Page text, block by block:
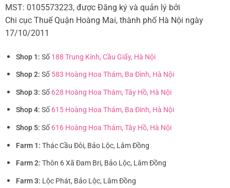
Ngoài ra nếu bạn mua cành thì sẽ rẻ hơn mua chậu. Chậu
thợ cắm hoa. Vì thế giá sẽ cao hơn. Ngoài ra số, giá bán
mỗi chậu hoa còn phụ thuộc vào giống hoa và số lượng
Tuy nhiên, sẽ thật xứng đáng nếu bạn bỏ ra một số tiền
chậu lan sang trọng, lịch lãm, bạn có thể trang trí không
gian sống để mang đến những điều tốt đẹp. Ngoài ra, bạn
có thể sử dụng làm quà tặng vào những dịp lễ đặc biệt.
cấp của bạn.
MST: 0105573223, được Đăng ký và quản lý bởi
Chi cục Thuế Quận Hoàng Mai, thành phố Hà Nội ngày
17/10/2011
Shop 1: Số 188 Trung Kính, Cầu Giấy, Hà Nội
Shop 2: Số 583 Hoàng Hoa Thám, Ba Đình, Hà Nội
Shop 3: Số 628 Hoàng Hoa Thám, Tây Hồ, Hà Nội
Shop 4: Số 615 Hoàng Hoa Thám, Ba Đình, Hà Nội
Shop 5: Số 616 Hoàng Hoa Thám, Tây Hồ, Hà Nội
Farm 1: Thác Cầu Đôi, Bảo Lộc, Lâm Đồng
Farm 2: Thôn 6 Xã Đam Bri, Bảo Lộc, Lâm Đồng
Farm 3: Lộc Phát, Bảo Lộc, Lâm Đồng